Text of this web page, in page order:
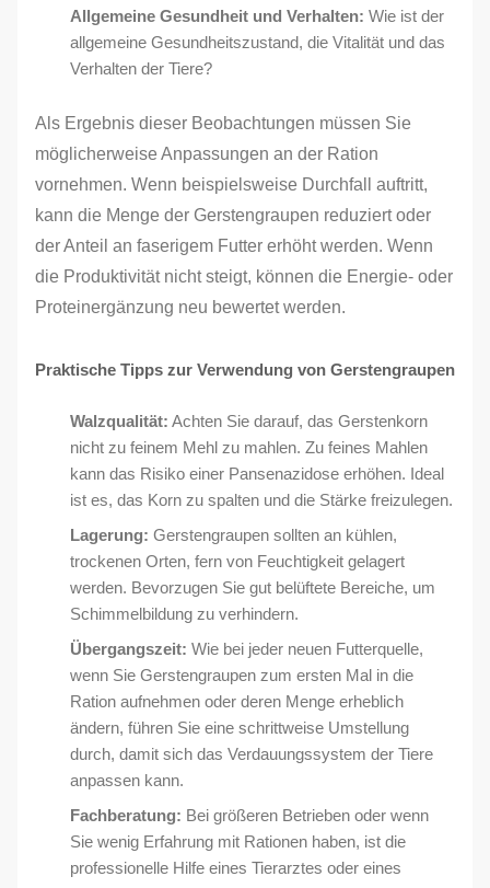
Allgemeine Gesundheit und Verhalten: Wie ist der
allgemeine Gesundheitszustand, die Vitalität und das
Verhalten der Tiere?
Als Ergebnis dieser Beobachtungen müssen Sie
möglicherweise Anpassungen an der Ration
vornehmen. Wenn beispielsweise Durchfall auftritt,
kann die Menge der Gerstengraupen reduziert oder
der Anteil an faserigem Futter erhöht werden. Wenn
die Produktivität nicht steigt, können die Energie- oder
Proteinergänzung neu bewertet werden.
Praktische Tipps zur Verwendung von Gerstengraupen
Walzqualität: Achten Sie darauf, das Gerstenkorn
nicht zu feinem Mehl zu mahlen. Zu feines Mahlen
kann das Risiko einer Pansenazidose erhöhen. Ideal
ist es, das Korn zu spalten und die Stärke freizulegen.
Lagerung: Gerstengraupen sollten an kühlen,
trockenen Orten, fern von Feuchtigkeit gelagert
werden. Bevorzugen Sie gut belüftete Bereiche, um
Schimmelbildung zu verhindern.
Übergangszeit: Wie bei jeder neuen Futterquelle,
wenn Sie Gerstengraupen zum ersten Mal in die
Ration aufnehmen oder deren Menge erheblich
ändern, führen Sie eine schrittweise Umstellung
durch, damit sich das Verdauungssystem der Tiere
anpassen kann.
Fachberatung: Bei größeren Betrieben oder wenn
Sie wenig Erfahrung mit Rationen haben, ist die
professionelle Hilfe eines Tierarztes oder eines